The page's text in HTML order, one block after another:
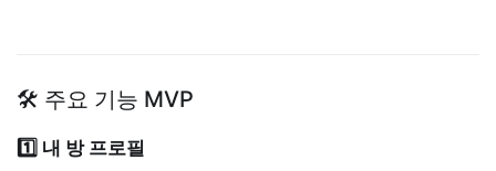
🛠 주요 기능 MVP
1️⃣ 내 방 프로필